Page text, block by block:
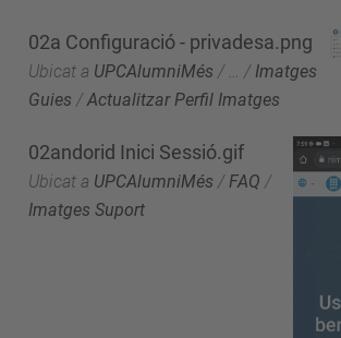
02a Configuració - privadesa.png
Ubicat a UPCAlumniMés / / Imatges
Guies /Actualitzar Perfil Imatges
02andorid Inici Sessió.gif
Ubicat a UPCAlumniMés /FAQ /
Imatges Suport